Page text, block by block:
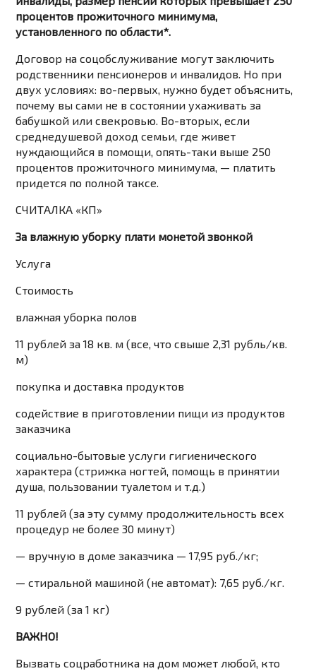
процентов прожиточного минимума,
установленного по области*.
Договор на соцобслуживание могут заключить
родственники пенсионеров и инвалидов. Но при
двух условиях: во-первых, нужно будет объяснить,
почему вы сами не в состоянии ухаживать за
бабушкой или свекровью. Во-вторых, если
среднедушевой доход семьи, где живет
нуждающийся в помощи, опять-таки выше 250
процентов прожиточного минимума, — платить
придется по полной таксе.
СЧИТАЛКА «КП»
За влажную уборку плати монетой звонкой
Услуга
Стоимость
влажная уборка полов
11 рублей за 18 кв. м (все, что свыше 2,31 рубль/кв.
м)
покупка и доставка продуктов
содействие в приготовлении пищи из продуктов
заказчика
социально-бытовые услуги гигиенического
характера (стрижка ногтей, помощь в принятии
душа, пользовании туалетом и т.д.)
11 рублей (за эту сумму продолжительность всех
процедур не более 30 минут)
— вручную в доме заказчика — 17,95 руб./кг;
— стиральной машиной (не автомат): 7,65 руб./кг.
9 рублей (за 1 кг)
ВАЖНО!
Вызвать соцработника на дом может любой, кто